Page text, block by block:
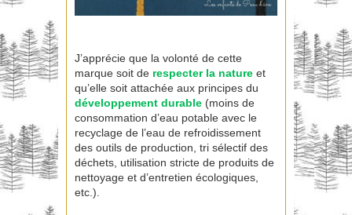
J’apprécie que la volonté de cette
marque soit de respecter la nature et
qu’elle soit attachée aux principes du
développement durable (moins de
consommation d’eau potable avec le
recyclage de l’eau de refroidissement
des outils de production, tri sélectif des
déchets, utilisation stricte de produits de
nettoyage et d’entretien écologiques,
etc.).